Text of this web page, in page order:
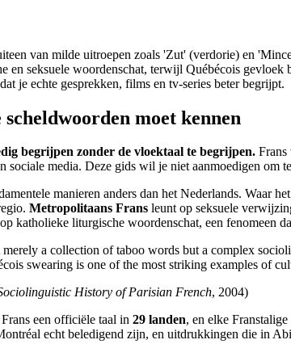
van milde uitroepen zoals 'Zut' (verdorie) en
en seksuele woordenschat, terwijl Québécois
je echte gesprekken, films en tv-series beter begrijpt.
moet kennen
begrijpen zonder de vloektaal te begrijpen. Frans
sociale media. Deze gids wil je niet aanmoedigen om
manieren anders dan het Nederlands. Waar
Metropolitaans Frans leunt op seksuele
katholieke liturgische woordenschat, een fenomeen
a collection of taboo words but a complex
swearing is one of the most striking examples of
History of Parisian French, 2004)
een officiële taal in 29 landen, en elke
echt beledigend zijn, en uitdrukkingen die in